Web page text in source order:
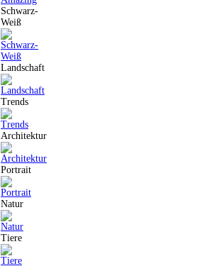
Schwarz-
Weiß
Landschaft
Trends
Architektur
Portrait
Natur
Tiere